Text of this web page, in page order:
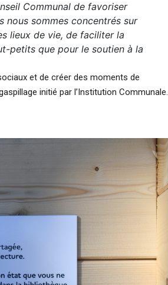
Communal de favoriser
nous sommes concentrés sur
lieux de vie, de faciliter la
petits que pour le soutien à la
et de créer des moments de
initié par l’Institution Communale.